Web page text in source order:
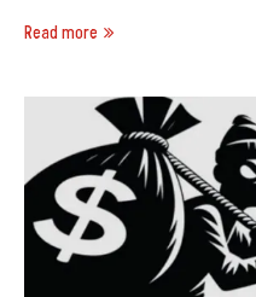
Read more